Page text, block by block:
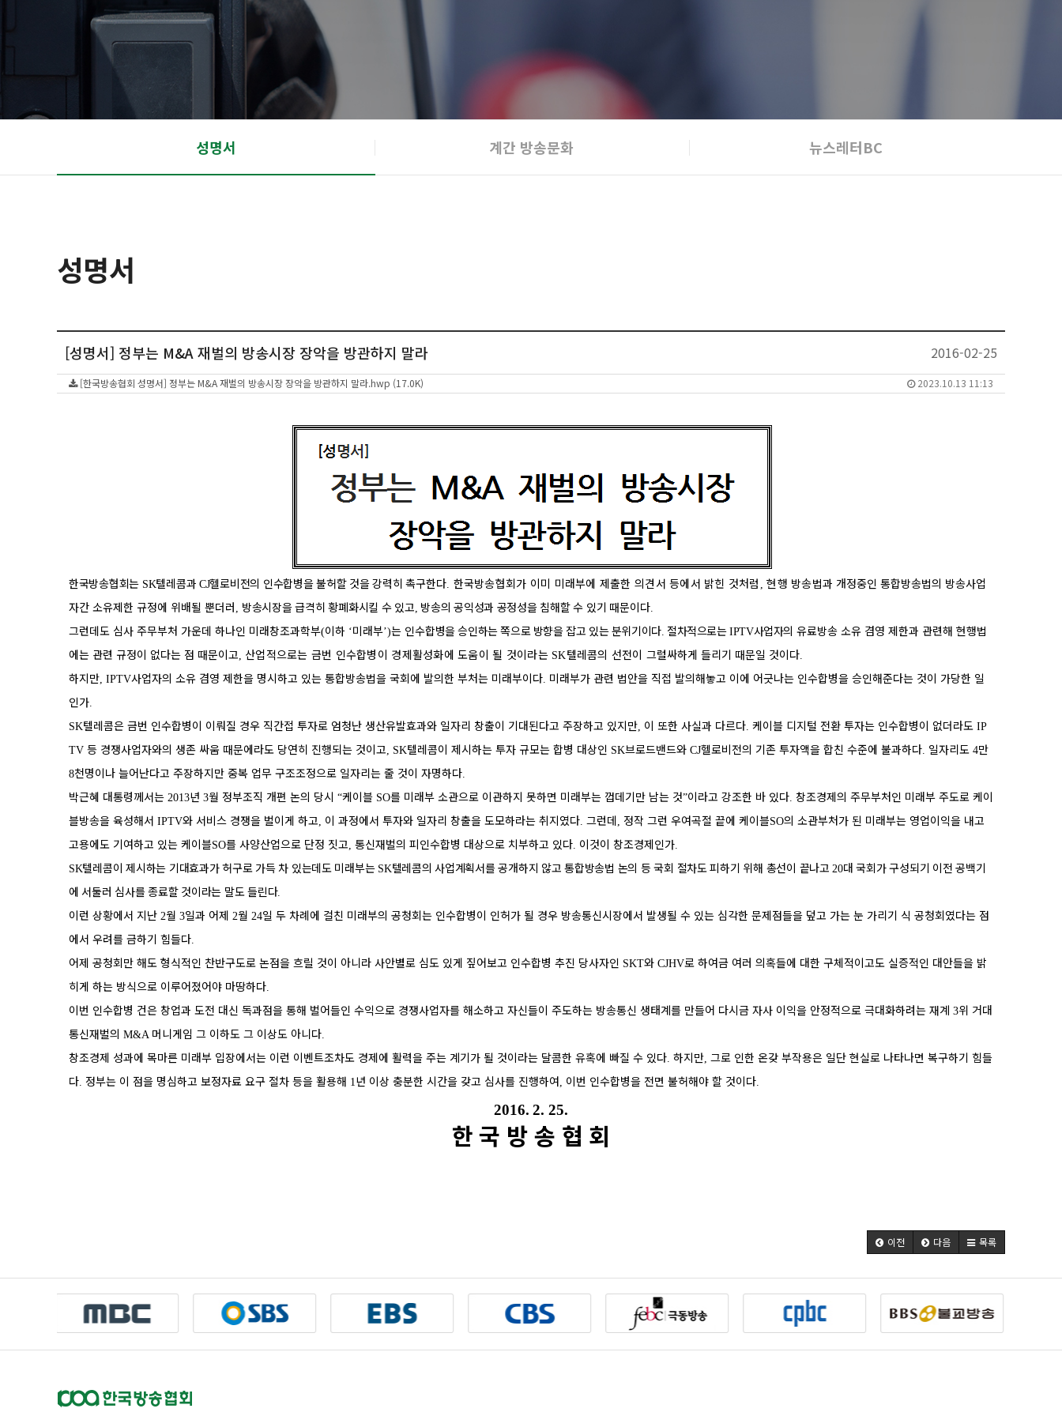
성명서 계간 방송문화 뉴스레터BC
성명서
[성명서] 정부는 M&A 재벌의 방송시장 장악을 방관하지 말라 2016-02-25
2023.10.13 11:13
[한국방송협회 성명서] 정부는 M&A 재벌의 방송시장 장악을 방관하지 말라.hwp (17.0K)
한국방송협회는 SK텔레콤과CJ헬로비전의 인수합병을 불허할 것을 강력히 촉구한다. 한국방송협회가 이미 미래부에 제출한 의견서 등에서 밝힌 것처럼 ,현행 방송법과 개정중인 통합방송법의 방송사업
자간 소유제한 규정에 위배될 뿐더러 , 방송시장을 급격히 황폐화시킬 수 있고, 방송의 공익성과 공정성을 침해할 수 있기 때문이다.
그런데도 심사 주무부처 가운데 하나인 미래창조과학부(이하 ‘미래부’)는 인수합병을 승인하는 쪽으로 방향을 잡고 있는 분위기이다. 절차적으로는IPTV사업자의 유료방송 소유 겸영 제한과 관련해 현행법
에는 관련 규정이 없다는 점 때문이고, 산업적으로는 금번 인수합병이 경제활성화에 도움이 될 것이라는 SK텔레콤의 선전이그럴싸하게 들리기 때문일 것이다.
하지만, IPTV사업자의 소유 겸영 제한을 명시하고 있는 통합방송법을 국회에 발의한 부처는 미래부이다. 미래부가 관련 법안을 직접 발의해놓고 이에 어긋나는 인수합병을 승인해준다는 것이 가당한 일
인가.
SK텔레콤은 금번 인수합병이 이뤄질 경우 직간접 투자로 엄청난 생산유발효과와 일자리 창출이 기대된다고 주장하고 있지만, 이 또한 사실과 다르다. 케이블 디지털 전환 투자는 인수합병이 없더라도 IP
TV 등 경쟁사업자와의 생존 싸움 때문에라도 당연히 진행되는 것이고, SK텔레콤이 제시하는 투자 규모는 합병 대상인 SK브로드밴드와 CJ헬로비전의 기존 투자액을 합친 수준에 불과하다. 일자리도 4만
8천명이나 늘어난다고 주장하지만 중복 업무 구조조정으로 일자리는 줄 것이 자명하다.
박근혜 대통령께서는 2013년 3월 정부조직 개편 논의 당시 “케이블 SO를 미래부 소관으로 이관하지 못하면 미래부는 껍데기만 남는 것”이라고 강조한 바 있다. 창조경제의 주무부처인 미래부 주도로 케이
블방송을 육성해서 IPTV와 서비스 경쟁을 벌이게 하고, 이 과정에서 투자와 일자리 창출을 도모하라는 취지였다. 그런데, 정작 그런 우여곡절 끝에 케이블SO의 소관부처가 된 미래부는 영업이익을 내고
고용에도 기여하고 있는 케이블SO를 사양산업으로 단정 짓고, 통신재벌의 피인수합병 대상으로 치부하고 있다. 이것이 창조경제인가.
SK텔레콤이 제시하는 기대효과가 허구로 가득 차 있는데도 미래부는 SK텔레콤의 사업계획서를 공개하지 않고 통합방송법 논의 등 국회 절차도 피하기 위해 총선이 끝나고20대 국회가 구성되기 이전 공백기
에 서둘러 심사를 종료할 것이라는 말도 들린다.
이런 상황에서 지난 2월 3일과 어제 2월 24일 두 차례에 걸친 미래부의 공청회는 인수합병이 인허가 될 경우 방송통신시장에서 발생될 수 있는 심각한 문제점들을 덮고 가는 눈 가리기 식 공청회였다는 점
에서 우려를 금하기 힘들다.
어제 공청회만 해도 형식적인 찬반구도로 논점을 흐릴 것이 아니라 사안별로 심도 있게 짚어보고 인수합병 추진 당사자인 SKT와 CJHV로 하여금 여러 의혹들에 대한 구체적이고도 실증적인 대안들을 밝
히게 하는 방식으로 이루어졌어야 마땅하다.
이번 인수합병 건은 창업과 도전 대신 독과점을 통해 벌어들인 수익으로 경쟁사업자를 해소하고 자신들이 주도하는 방송통신 생태계를 만들어 다시금 자사 이익을 안정적으로 극대화하려는 재계 3위 거대
통신재벌의 M&A 머니게임 그 이하도 그 이상도 아니다.
창조경제 성과에 목마른 미래부 입장에서는 이런 이벤트조차도 경제에 활력을 주는 계기가 될 것이라는 달콤한 유혹에 빠질 수 있다. 하지만, 그로 인한 온갖 부작용은 일단 현실로 나타나면 복구하기 힘들
다. 정부는 이 점을 명심하고 보정자료 요구 절차 등을 활용해 1년 이상 충분한 시간을 갖고 심사를 진행하여, 이번 인수합병을 전면 불허해야 할 것이다.
2016. 2. 25.
한 국 방 송 협 회
이전 다음 목록